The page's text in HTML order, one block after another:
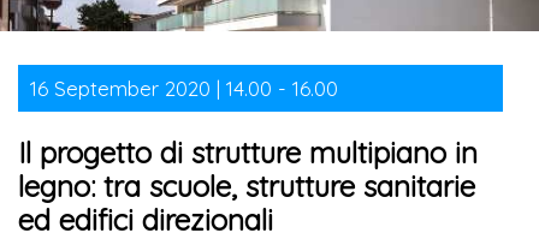
16 September 2020 | 14.00 - 16.00
Il progetto di strutture multipiano in
legno: tra scuole, strutture sanitarie
ed edifici direzionali